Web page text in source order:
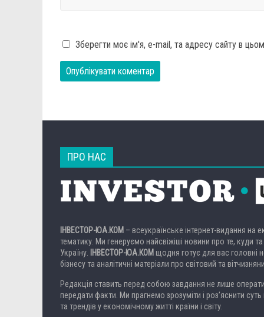
Зберегти моє ім'я, e-mail, та адресу сайту в
ПРО НАС
ІНВЕСТОР-ЮА.КОМ – всеукраїнське інтернет-видання на
тематику. Ми генеруємо найсвіжіші новини про те, куди та
Україну.
ІНВЕСТОР-ЮА.КОМ щодня готує для вас головні
бізнесу та аналітичні матеріали про світовий та
Редакція ставить перед собою завдання не лише
передати факти. Ми прагнемо зрозуміти і роз’яснити суть
та трендів у економічному житті країни і світу.